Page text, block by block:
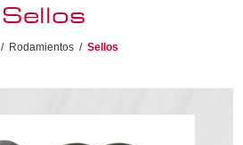
Sellos
/ Rodamientos / Sellos